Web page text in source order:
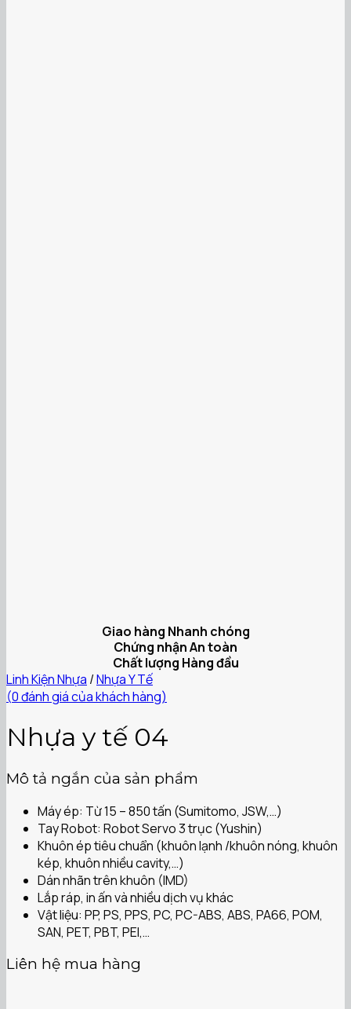
Giao hàng Nhanh chóng
Chứng nhận An toàn
Chất lượng Hàng đầu
Linh Kiện Nhựa /Nhựa Y Tế
(0đánh giá của khách hàng)
Nhựa y tế 04
Mô tả ngắn của sản phẩm
Máy ép: Từ 15 – 850 tấn (Sumitomo, JSW,…)
Tay Robot: Robot Servo 3 trục (Yushin)
Khuôn ép tiêu chuẩn (khuôn lạnh /khuôn nóng, khuôn
kép, khuôn nhiều cavity,…)
Dán nhãn trên khuôn (IMD)
Lắp ráp, in ấn và nhiều dịch vụ khác
Vật liệu: PP, PS, PPS, PC, PC-ABS, ABS, PA66, POM,
SAN, PET, PBT, PEI,…
Liên hệ mua hàng